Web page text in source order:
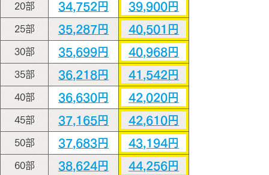
20部 34,752円 39,900円
25部 35,287円 40,501円
30部 35,699円 40,968円
35部 36,218円 41,542円
40部 36,630円 42,020円
45部 37,165円 42,610円
50部 37,683円 43,194円
60部 38,624円 44,256円